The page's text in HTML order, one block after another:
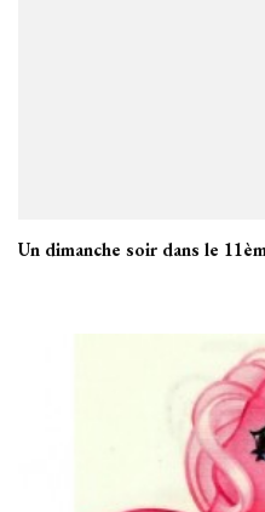
Un dimanche soir dans le